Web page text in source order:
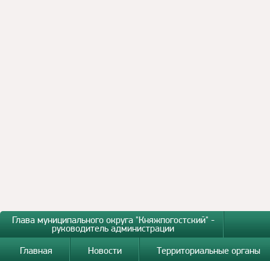
Глава муниципального округа "Княжпогостский" -
руководитель администрации
Главная
Новости Территориальные органы